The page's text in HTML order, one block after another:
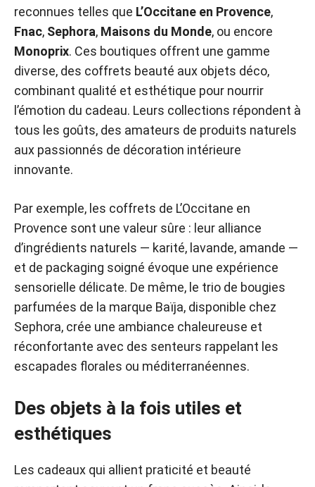
reconnues telles que L’Occitane en Provence,
Fnac, Sephora, Maisons du Monde, ou encore
Monoprix. Ces boutiques offrent une gamme
diverse, des coffrets beauté aux objets déco,
combinant qualité et esthétique pour nourrir
l’émotion du cadeau. Leurs collections répondent à
tous les goûts, des amateurs de produits naturels
aux passionnés de décoration intérieure
innovante.
Par exemple, les coffrets de L’Occitane en
Provence sont une valeur sûre : leur alliance
d’ingrédients naturels — karité, lavande, amande —
et de packaging soigné évoque une expérience
sensorielle délicate. De même, le trio de bougies
parfumées de la marque Baïja, disponible chez
Sephora, crée une ambiance chaleureuse et
réconfortante avec des senteurs rappelant les
escapades florales ou méditerranéennes.
Des objets à la fois utiles et
esthétiques
Les cadeaux qui allient praticité et beauté